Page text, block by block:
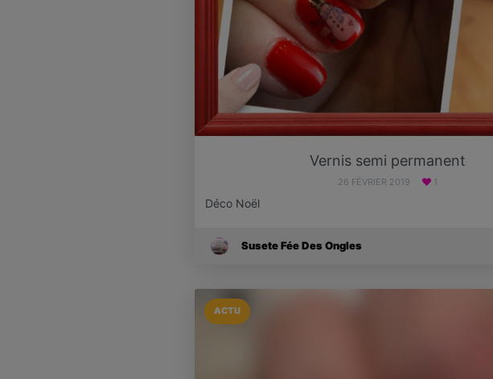
Vernis semi permanent
26 FÉVRIER 2019 1
Déco Noël
Susete Fée Des Ongles
ACTU